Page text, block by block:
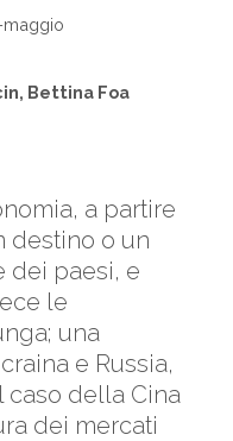
Bettina Foa
a partire
destino o un
dei paesi, e
le
una
e Russia,
caso della Cina
dei mercati